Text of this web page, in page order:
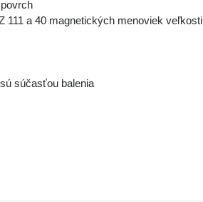
111 a 40 magnetických menoviek veľkosti
súčasťou balenia